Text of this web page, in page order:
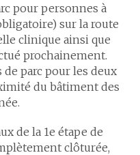
pour personnes à
sur la route
clinique ainsi que
prochainement.
de parc pour les deux
du bâtiment des
de la 1e étape de
clôturée,